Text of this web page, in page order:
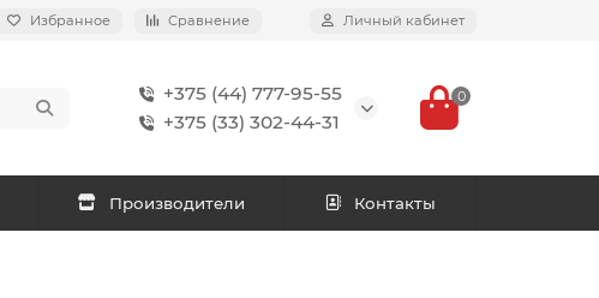
Избранное Сравнение Личный кабинет
+375 (44) 777-95-55
+375 (33) 302-44-31
0
Производители Контакты